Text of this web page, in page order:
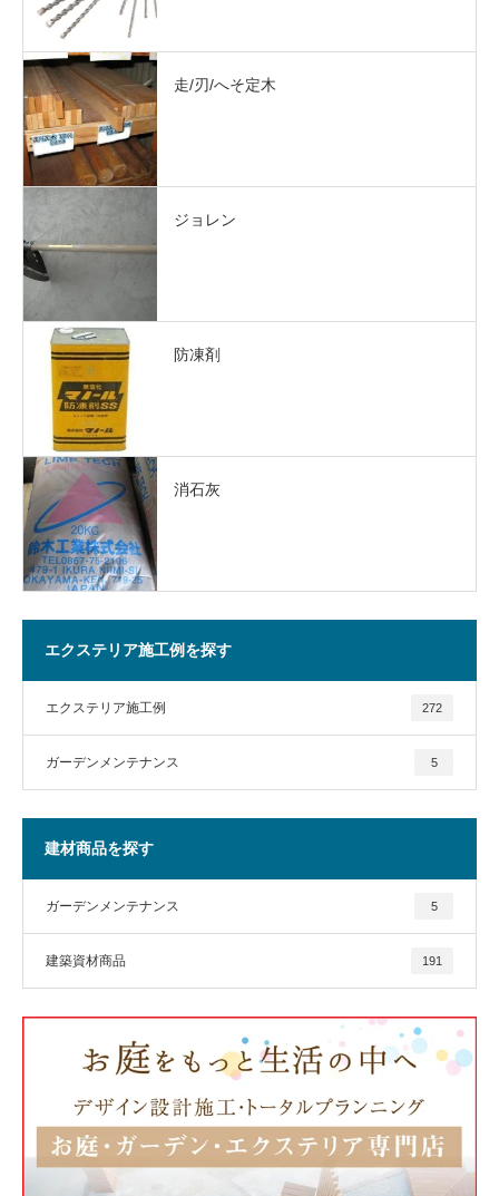
走/刃/へそ定木
ジョレン
防凍剤
消石灰
エクステリア施工例を探す
エクステリア施工例 272
ガーデンメンテナンス 5
建材商品を探す
ガーデンメンテナンス 5
建築資材商品 191